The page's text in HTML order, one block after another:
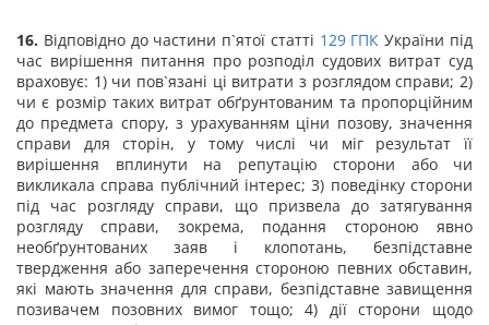
16. Відповідно до частини п`ятої статті 129 ГПК України під
час вирішення питання про розподіл судових витрат суд
враховує: 1) чи пов`язані ці витрати з розглядом справи; 2)
чи є розмір таких витрат обґрунтованим та пропорційним
до предмета спору, з урахуванням ціни позову, значення
справи для сторін, у тому числі чи міг результат її
вирішення вплинути на репутацію сторони або чи
викликала справа публічний інтерес; 3) поведінку сторони
під час розгляду справи, що призвела до затягування
розгляду справи, зокрема, подання стороною явно
необґрунтованих заяв і клопотань, безпідставне
твердження або заперечення стороною певних обставин,
які мають значення для справи, безпідставне завищення
позивачем позовних вимог тощо; 4) дії сторони щодо